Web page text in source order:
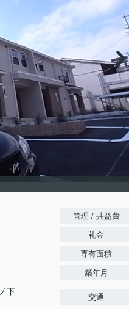
下
管理 / 共益費
礼金
専有面積
築年月
交通